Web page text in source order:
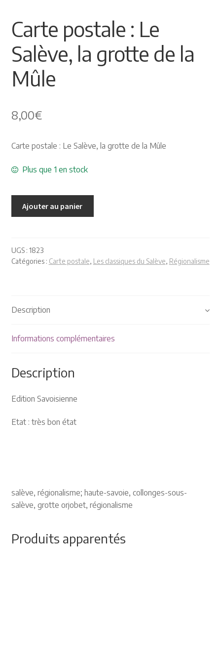
Nature Pêche Chasse
Régionalisme
Les Pyrénées
VIEUX PAPIERS
Carte postale
Gravure
MANIFESTATIONS
Carte postale : Le
Salève, la grotte de la
Mûle
8,00€
Carte postale : Le Salève, la grotte de la Mûle
Plus que 1 en stock
Ajouter au panier
UGS : 1823
Catégories : Carte postale, Les classiques du Salève, Régionalisme
Description
Informations complémentaires
Description
Edition Savoisienne
Etat : très bon état
salève, régionalisme; haute-savoie, collonges-sous-
salève, grotte orjobet, régionalisme
Produits apparentés